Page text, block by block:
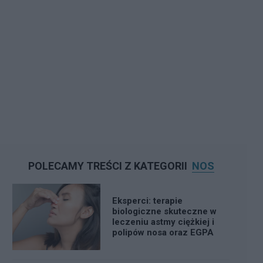
POLECAMY TREŚCI Z KATEGORII NOS
Eksperci: terapie
biologiczne skuteczne w
leczeniu astmy ciężkiej i
polipów nosa oraz EGPA